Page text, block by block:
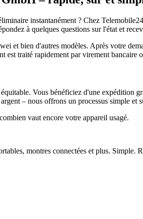
instantanément ? Chez
à quelques questions sur l'état et
et bien d'autres modèles. Après votre
est traité rapidement par virement bancaire
Vous bénéficiez d'une expédition
– nous offrons un processus simple et
vaut encore votre appareil usagé.
montres connectées et plus. Simple.